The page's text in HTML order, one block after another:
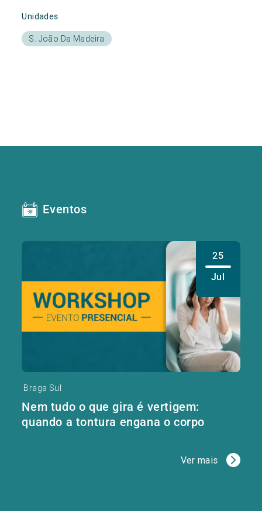
Unidades
S. João Da Madeira
Eventos
25
Jul
Braga Sul
Nem tudo o que gira é vertigem:
quando a tontura engana o corpo
Ver mais